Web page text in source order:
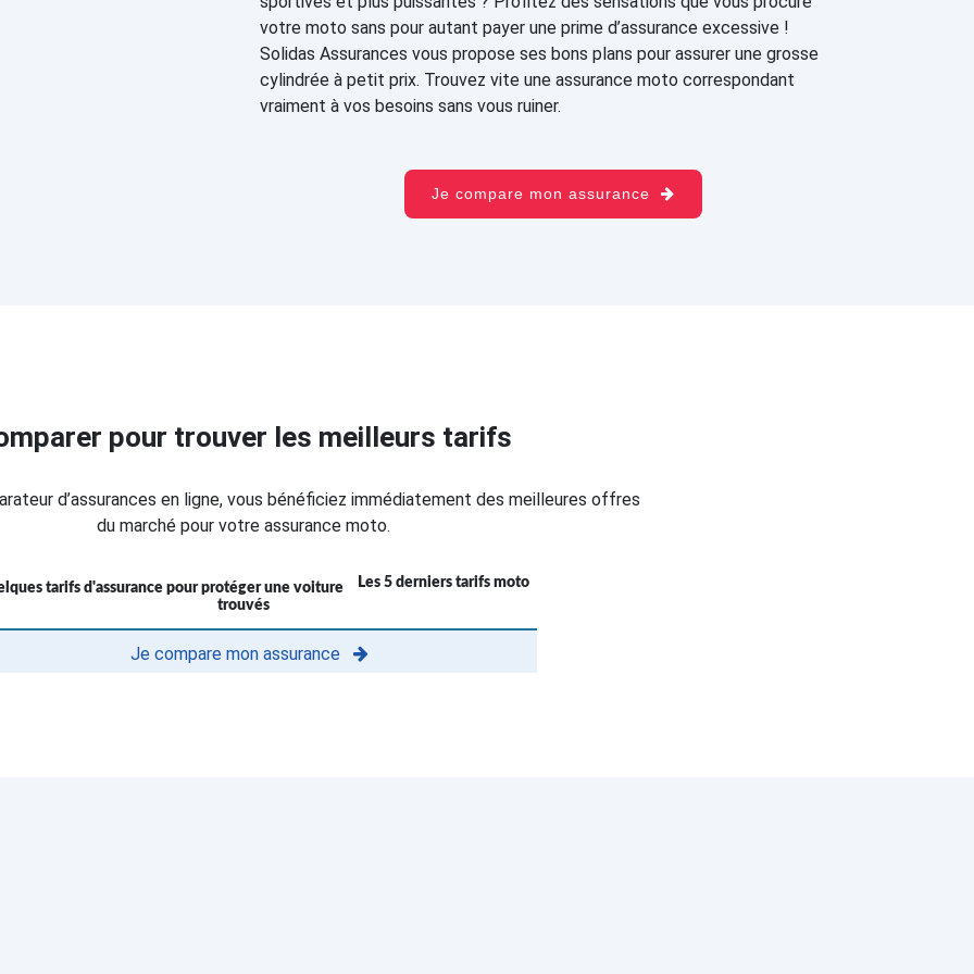
votre moto sans pour autant payer une prime d’assurance excessive !
Solidas Assurances vous propose ses bons plans pour assurer une grosse
cylindrée à petit prix. Trouvez vite une assurance moto correspondant
vraiment à vos besoins sans vous ruiner.
Je compare mon assurance
pour trouver les meilleurs tarifs
d’assurances en ligne, vous bénéficiez immédiatement des meilleures offres
du marché pour votre assurance moto.
Les 5 derniers tarifs moto
trouvés
Je compare mon assurance